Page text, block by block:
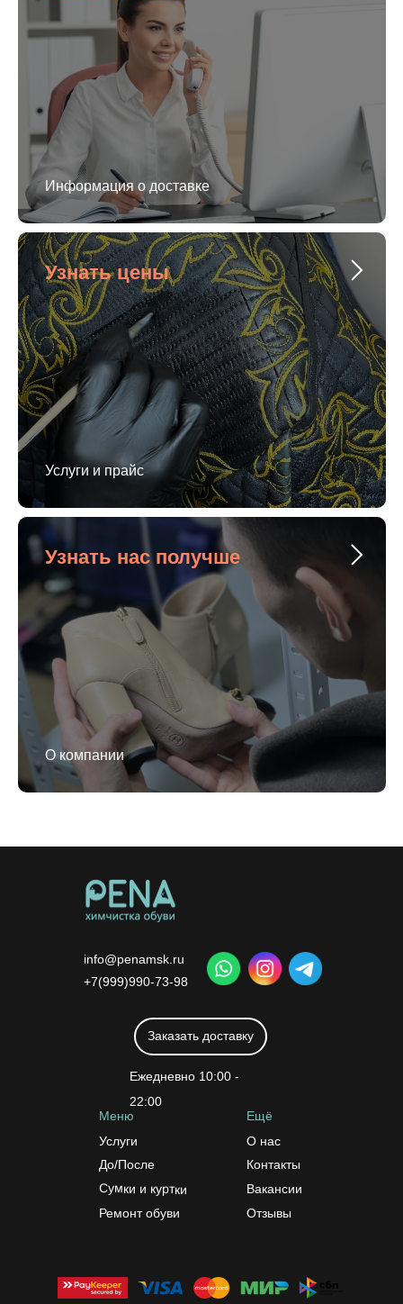
Информация о доставке
Узнать цены
Услуги и прайс
Узнать нас получше
О компании
Заказать доставку
Меню
Услуги
До/После
Сумки и куртки
Ремонт обуви
Контакты
О нас
Вакансии
Отзывы
Ещё
Ежедневно 10:00 -
22:00
info@penamsk.ru
+7(999)990-73-98